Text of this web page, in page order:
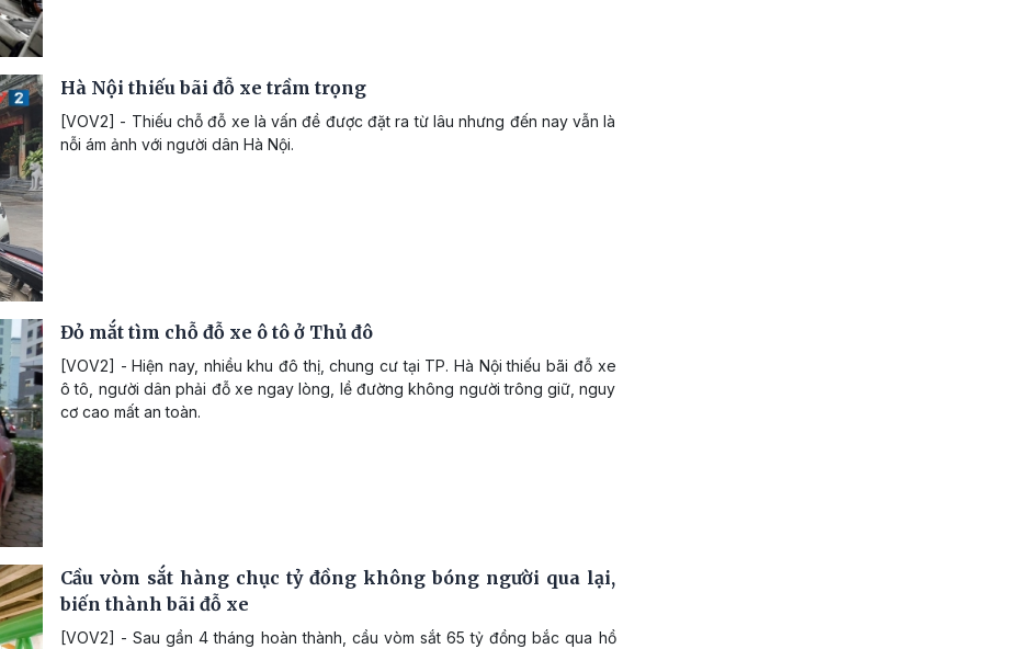
Hà Nội thiếu bãi đỗ xe trầm trọng
[VOV2] - Thiếu chỗ đỗ xe là vấn đề được đặt ra từ lâu nhưng đến nay vẫn là
nỗi ám ảnh với người dân Hà Nội.
Đỏ mắt tìm chỗ đỗ xe ô tô ở Thủ đô
[VOV2] - Hiện nay, nhiều khu đô thị, chung cư tại TP. Hà Nội thiếu bãi đỗ xe
ô tô, người dân phải đỗ xe ngay lòng, lề đường không người trông giữ, nguy
cơ cao mất an toàn.
Cầu vòm sắt hàng chục tỷ đồng không bóng người qua lại,
biến thành bãi đỗ xe
[VOV2] - Sau gần 4 tháng hoàn thành, cầu vòm sắt 65 tỷ đồng bắc qua hồ